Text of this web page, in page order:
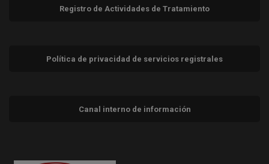
Registro de Actividades de Tratamiento
Política de privacidad de servicios registrales
Canal interno de información